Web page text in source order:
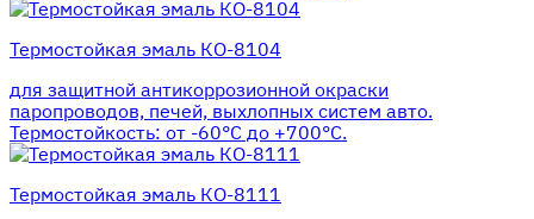
Термостойкая эмаль КО-8104
для защитной антикоррозионной окраски
паропроводов, печей, выхлопных систем авто.
Термостойкость: от -60°С до +700°С.
Термостойкая эмаль КО-8111